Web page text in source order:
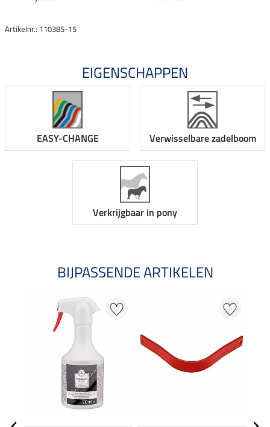
Artikelnr.: 110385-15
EIGENSCHAPPEN
EASY-CHANGE Verwisselbare zadelboom
Verkrijgbaar in pony
BIJPASSENDE ARTIKELEN